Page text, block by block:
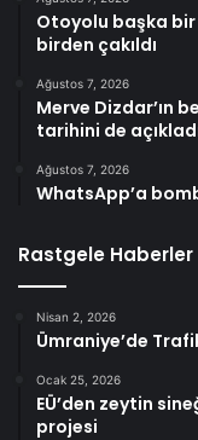
Otoyolu başka bir
birden çakıldı
Ağustos 7, 2026
Merve Dizdar’ın
tarihini de
Ağustos 7, 2026
WhatsApp’a
Rastgele Haberler
Nisan 2, 2026
Ümraniye’de
Ocak 25, 2026
EÜ’den zeytin
projesi